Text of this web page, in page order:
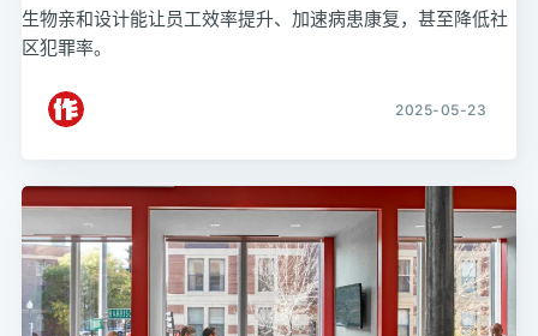
生物亲和设计能让员工效率提升、加速病患康复，甚至降低社
区犯罪率。
2025-05-23